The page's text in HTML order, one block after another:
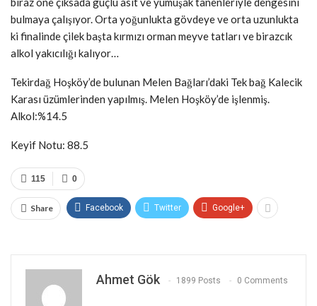
bulmaya çalışıyor. Orta yoğunlukta gövdeye ve orta uzunlukta
ki finalinde çilek başta kırmızı orman meyve tatları ve birazcık
alkol yakıcılığı kalıyor…
Tekirdağ Hoşköy’de bulunan Melen Bağları’daki Tek bağ Kalecik
Karası üzümlerinden yapılmış. Melen Hoşköy’de işlenmiş.
Alkol:%14.5
Keyif Notu: 88.5
0
115
Share Facebook Twitter Google+
Ahmet Gök 1899 Posts 0 Comments